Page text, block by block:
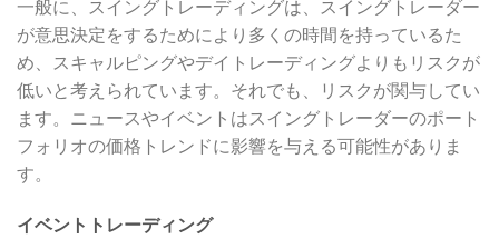
一般に、スイングトレーディングは、スイングトレーダー
が意思決定をするためにより多くの時間を持っているた
め、スキャルピングやデイトレーディングよりもリスクが
低いと考えられています。それでも、リスクが関与してい
ます。ニュースやイベントはスイングトレーダーのポート
フォリオの価格トレンドに影響を与える可能性がありま
す。
イベントトレーディング